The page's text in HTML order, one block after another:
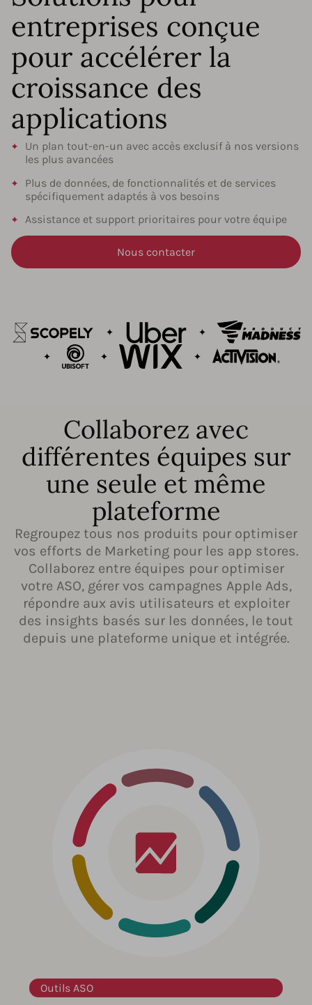
entreprises conçue
pour accélérer la
croissance des
applications
Un plan tout-en-un avec accès exclusif à nos versions
les plus avancées
Plus de données, de fonctionnalités et de services
spécifiquement adaptés à vos besoins
Assistance et support prioritaires pour votre équipe
Nous contacter
Collaborez avec
différentes équipes sur
une seule et même
plateforme
Regroupez tous nos produits pour optimiser
vos efforts de Marketing pour les app stores.
Collaborez entre équipes pour optimiser
votre ASO, gérer vos campagnes Apple Ads,
répondre aux avis utilisateurs et exploiter
des insights basés sur les données, le tout
depuis une plateforme unique et intégrée.
Outils ASO